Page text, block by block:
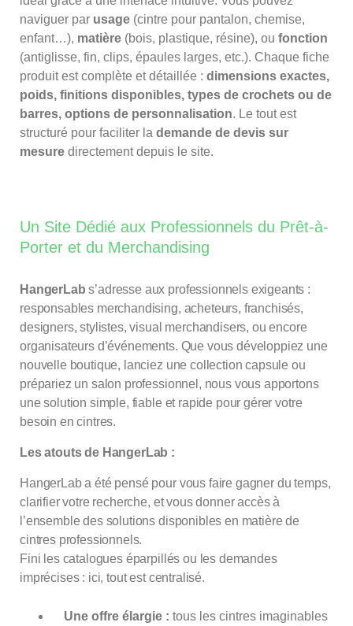
naviguer par usage (cintre pour pantalon, chemise,
enfant…), matière (bois, plastique, résine), ou fonction
(antiglisse, fin, clips, épaules larges, etc.). Chaque fiche
produit est complète et détaillée : dimensions exactes,
poids, finitions disponibles, types de crochets ou de
barres, options de personnalisation. Le tout est
structuré pour faciliter la demande de devis sur
mesure directement depuis le site.
Un Site Dédié aux Professionnels du Prêt-à-
Porter et du Merchandising
HangerLab s’adresse aux professionnels exigeants :
responsables merchandising, acheteurs, franchisés,
designers, stylistes, visual merchandisers, ou encore
organisateurs d’événements. Que vous développiez une
nouvelle boutique, lanciez une collection capsule ou
prépariez un salon professionnel, nous vous apportons
une solution simple, fiable et rapide pour gérer votre
besoin en cintres.
Les atouts de HangerLab :
HangerLab a été pensé pour vous faire gagner du temps,
clarifier votre recherche, et vous donner accès à
l’ensemble des solutions disponibles en matière de
cintres professionnels.
Fini les catalogues éparpillés ou les demandes
imprécises : ici, tout est centralisé.
Une offre élargie : tous les cintres imaginables